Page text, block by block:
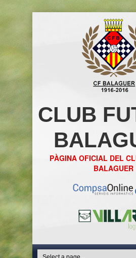
CLUB
PÀGINA OFICIAL DEL
BALAGUER